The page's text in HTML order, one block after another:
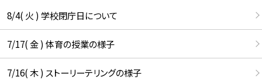
8/4( 火 ) 学校閉庁日について
7/17( 金 ) 体育の授業の様子
7/16( 木 ) ストーリーテリングの様子